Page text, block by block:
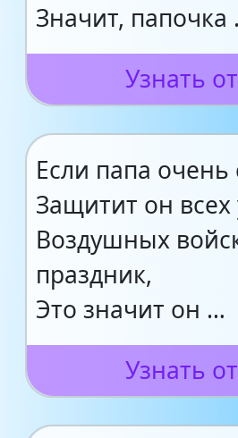
Значит, папочка
Узнать
Если папа
Защитит он всех
Воздушных
праздник,
Это значит он …
Узнать